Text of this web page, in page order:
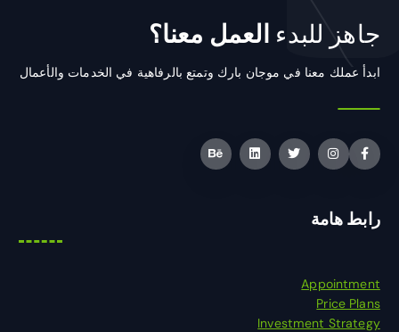
جاهز للبدء العمل معنا؟
ابدأ عملك معنا في موجان بارك وتمتع بالرفاهية في الخدمات والأعمال
رابط هامة
Appointment
Price Plans
Investment Strategy